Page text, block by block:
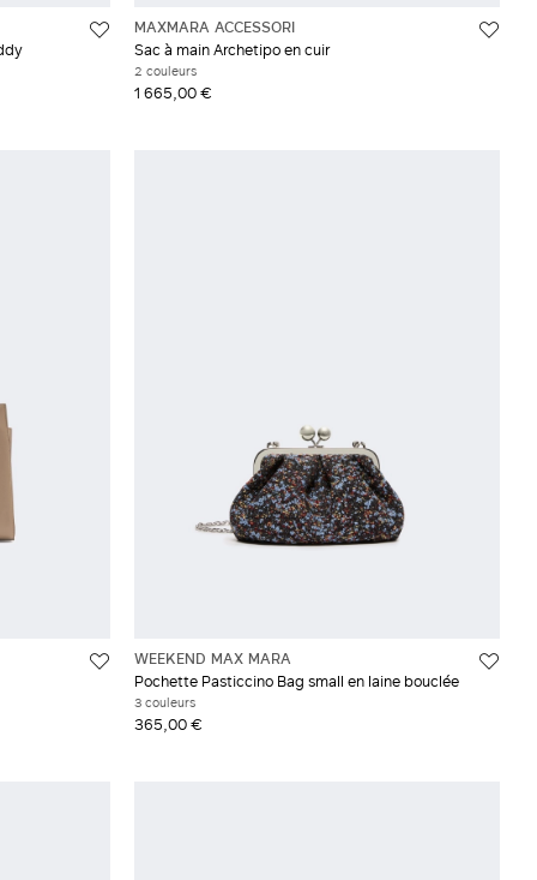
MAXMARA ACCESSORI
Sac à main Archetipo en cuir
2 couleurs
1 665,00 €
WEEKEND MAX MARA
Pochette Pasticcino Bag small en laine bouclée
3 couleurs
365,00 €